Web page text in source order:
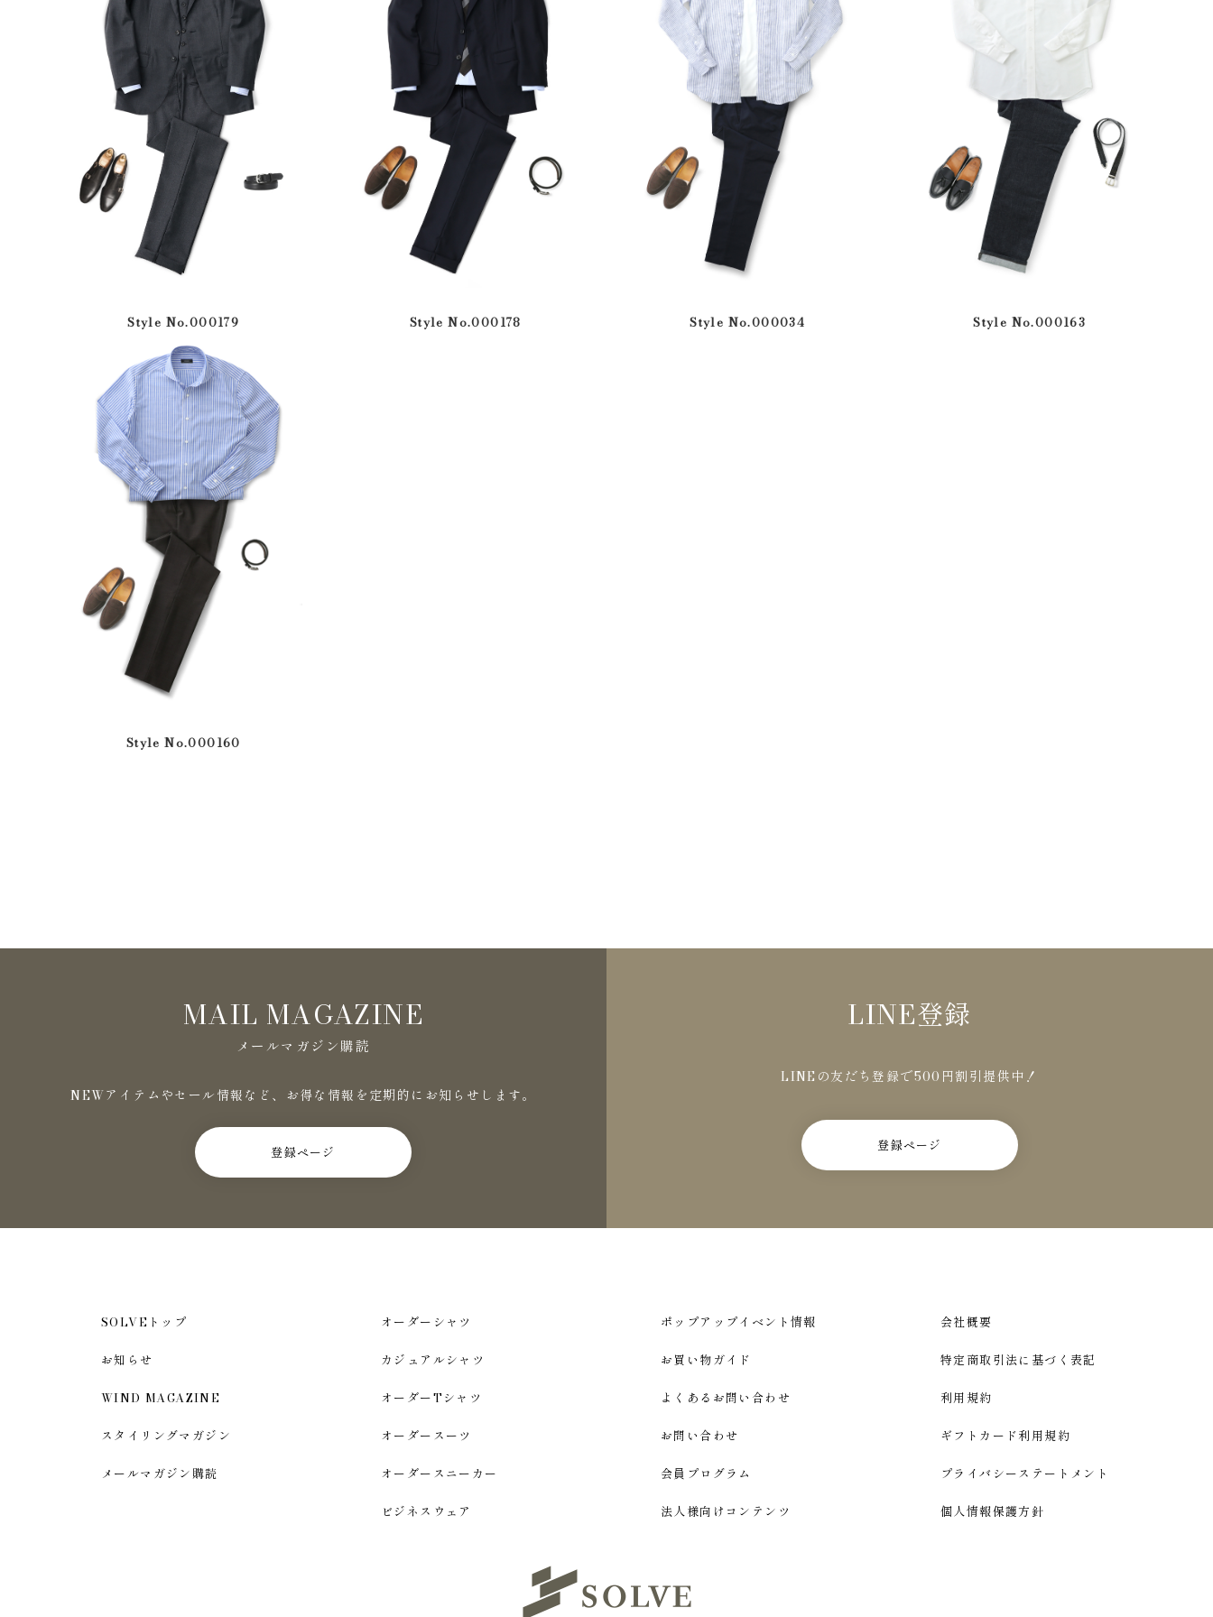
Style No.000179 Style No.000178 Style No.000034 Style No.000163
Style No.000160
MAIL MAGAZINE
メールマガジン購読
NEWアイテムやセール情報など、お得な情報を定期的にお知らせします。
登録ページ
LINE登録
LINEの友だち登録で500円割引提供中！
登録ページ
SOLVEトップ
お知らせ
WIND MAGAZINE
スタイリングマガジン
メールマガジン購読
オーダーシャツ
カジュアルシャツ
オーダーTシャツ
オーダースーツ
オーダースニーカー
ビジネスウェア
ポップアップイベント情報
お買い物ガイド
よくあるお問い合わせ
お問い合わせ
会員プログラム
法人様向けコンテンツ
会社概要
特定商取引法に基づく表記
利用規約
ギフトカード利用規約
プライバシーステートメント
個人情報保護方針